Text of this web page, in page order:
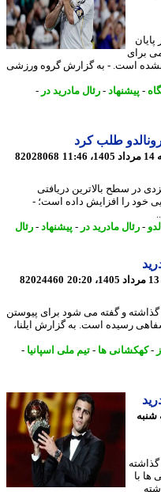
است. - به گزارش گروه ورزشی
پیشنهاد-رئال مادرید در-
طلب کرد
82028068
سطح بالاترین دریافتی
را افزایش داده است؛ -
رئال مادرید در- پیشنهاد-رئال
82024460
و گفته می شود برای پیوستن
رسیده است. به گزارش ایلنا،
ها- تیم ملی اسپانیا-